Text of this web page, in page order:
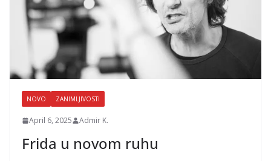
NOVO ZANIMLJIVOSTI
April 6, 2025 Admir K.
Frida u novom ruhu